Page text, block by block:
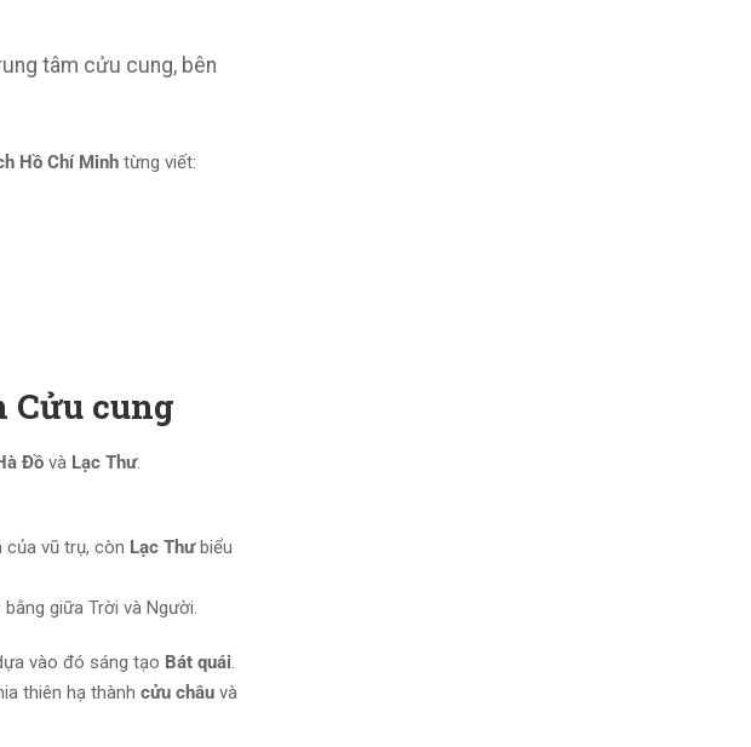
tâm cửu cung, bên
Hồ Chí Minh từng viết:
Cửu cung
Đồ và Lạc Thư.
vũ trụ, còn Lạc Thưbiểu
giữa Trời và Người.
vào đó sáng tạo Bát quái.
thiên hạ thành cửu châu và